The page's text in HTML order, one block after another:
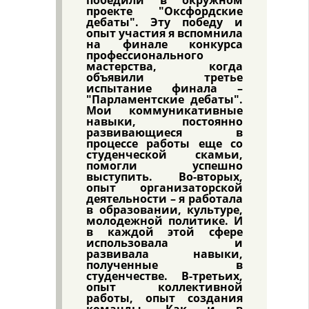
проекте "Оксфордские
дебаты". Эту победу и
опыт участия я вспомнила
на финале конкурса
профессионального
мастерства, когда
объявили третье
испытание финала –
"Парламентские дебаты".
Мои коммуникативные
навыки, постоянно
развивающиеся в
процессе работы еще со
студенческой скамьи,
помогли успешно
выступить. Во-вторых,
опыт организаторской
деятельности – я работала
в образовании, культуре,
молодежной политике. И
в каждой этой сфере
использовала и
развивала навыки,
полученные в
студенчестве. В-третьих,
опыт коллективной
работы, опыт создания